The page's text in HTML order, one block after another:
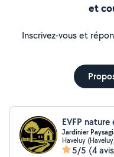
et
Inscrivez-vous et
EVFP
Jardinier
Haveluy
5/5 (4